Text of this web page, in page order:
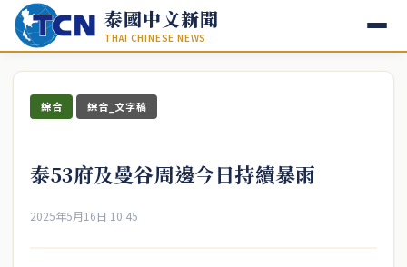
泰國中文新聞
THAI CHINESE NEWS
綜合 綜合_文字稿
泰53府及曼谷周邊今日持續暴雨
2025年5月16日 10:45